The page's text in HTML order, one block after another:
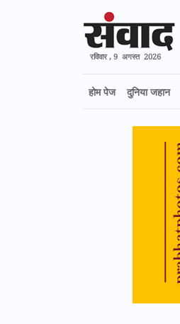
रविवार , 9 अगस्त 2026
होम पेज दुनिया जहान